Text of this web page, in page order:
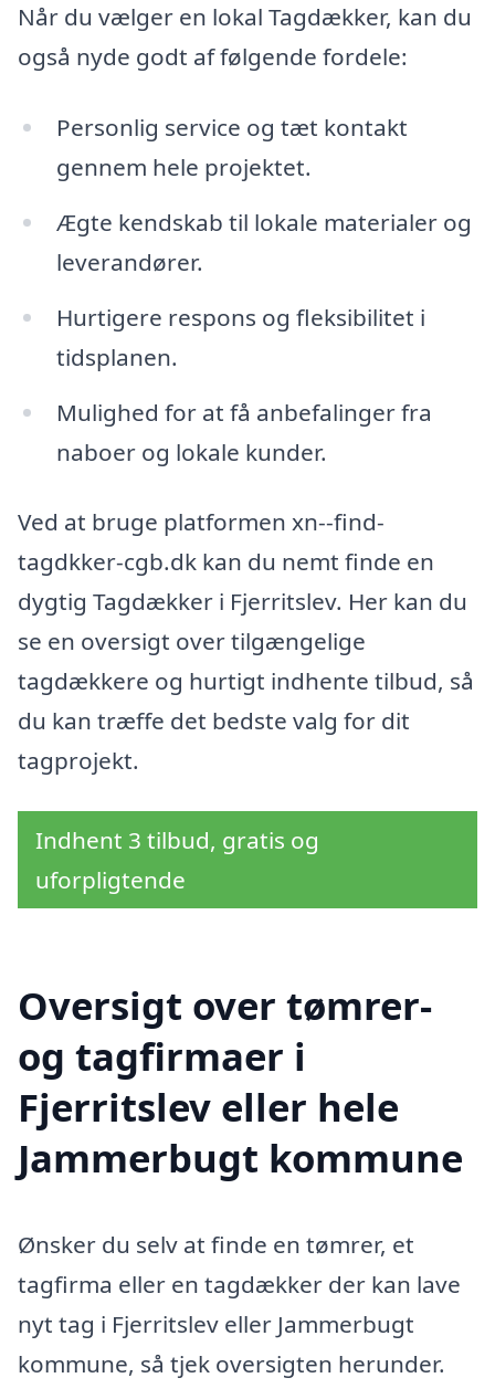
Når du vælger en lokal Tagdækker, kan du
også nyde godt af følgende fordele:
Personlig service og tæt kontakt
gennem hele projektet.
Ægte kendskab til lokale materialer og
leverandører.
Hurtigere respons og fleksibilitet i
tidsplanen.
Mulighed for at få anbefalinger fra
naboer og lokale kunder.
Ved at bruge platformen xn--find-
tagdkker-cgb.dk kan du nemt finde en
dygtig Tagdækker i Fjerritslev. Her kan du
se en oversigt over tilgængelige
tagdækkere og hurtigt indhente tilbud, så
du kan træffe det bedste valg for dit
tagprojekt.
Indhent 3 tilbud, gratis og
uforpligtende
Oversigt over tømrer-
og tagfirmaer i
Fjerritslev eller hele
Jammerbugt kommune
Ønsker du selv at finde en tømrer, et
tagfirma eller en tagdækker der kan lave
nyt tag i Fjerritslev eller Jammerbugt
kommune, så tjek oversigten herunder.